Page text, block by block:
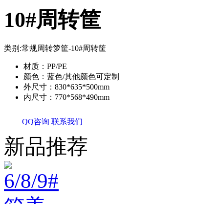
10#周转筐
类别:常规周转箩筐-10#周转筐
材质：PP/PE
颜色：蓝色/其他颜色可定制
外尺寸：830*635*500mm
内尺寸：770*568*490mm
QQ咨询 联系我们
新品推荐